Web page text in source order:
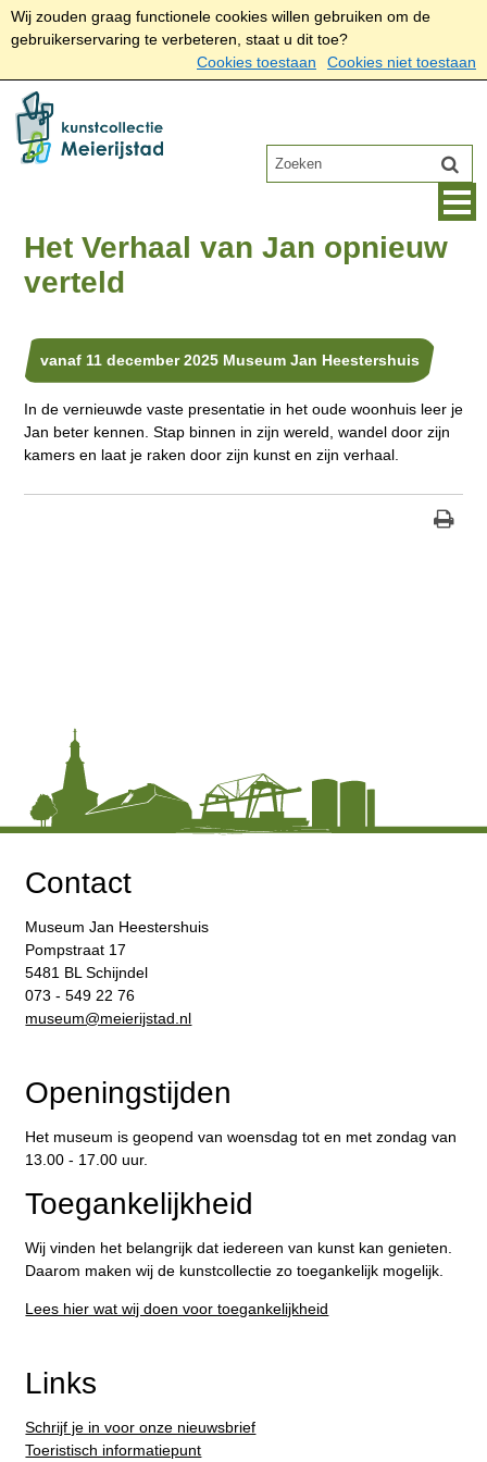
Wij zouden graag functionele cookies willen gebruiken om de
gebruikerservaring te verbeteren, staat u dit toe?
Cookies toestaan
Cookies niet toestaan
Het Verhaal van Jan opnieuw
verteld
vanaf 11 december 2025 Museum Jan Heestershuis
In de vernieuwde vaste presentatie in het oude woonhuis leer je
Jan beter kennen. Stap binnen in zijn wereld, wandel door zijn
kamers en laat je raken door zijn kunst en zijn verhaal.
Contact
Museum Jan Heestershuis
Pompstraat 17
5481 BL Schijndel
073 - 549 22 76
​museum@meierijstad.nl
Openingstijden
Het museum is geopend van woensdag tot en met zondag van
13.00 - 17.00 uur.
Toegankelijkheid
Wij vinden het belangrijk dat iedereen van kunst kan genieten.
Daarom maken wij de kunstcollectie zo toegankelijk mogelijk.
Lees hier wat wij doen voor toegankelijkheid
Links
Schrijf je in voor onze nieuwsbrief
Toeristisch informatiepunt